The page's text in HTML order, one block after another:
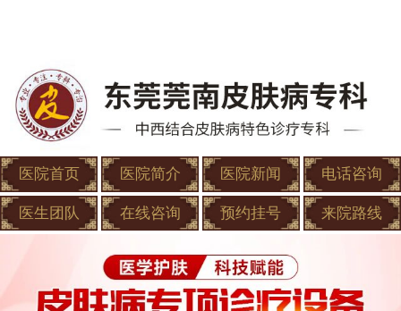
医院首页 医院简介 医院新闻 电话咨询
医生团队 在线咨询 预约挂号 来院路线